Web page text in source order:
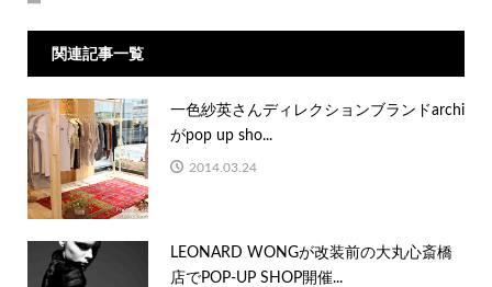
関連記事一覧
一色紗英さんディレクションブランドarchi
がpop up sho...
2014.03.24
LEONARD WONGが改装前の大丸心斎橋
店でPOP-UP SHOP開催...